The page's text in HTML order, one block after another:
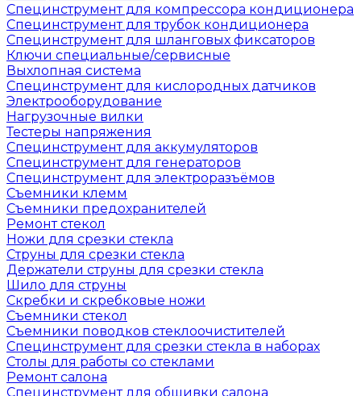
Специнструмент для компрессора кондиционера
Специнструмент для трубок кондиционера
Специнструмент для шланговых фиксаторов
Ключи специальные/сервисные
Выхлопная система
Специнструмент для кислородных датчиков
Электрооборудование
Нагрузочные вилки
Тестеры напряжения
Специнструмент для аккумуляторов
Специнструмент для генераторов
Специнструмент для электроразъёмов
Съемники клемм
Съемники предохранителей
Ремонт стекол
Ножи для срезки стекла
Струны для срезки стекла
Держатели струны для срезки стекла
Шило для струны
Скребки и скребковые ножи
Съемники стекол
Съемники поводков стеклоочистителей
Специнструмент для срезки стекла в наборах
Столы для работы со стеклами
Ремонт салона
Специнструмент для обшивки салона